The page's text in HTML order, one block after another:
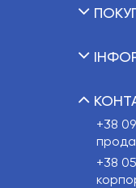
+38
+38